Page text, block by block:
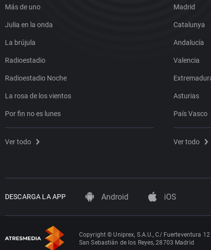
Más de uno
Julia en la onda
La brújula
Radioestadio
Radioestadio Noche
La rosa de los vientos
Por fin no es lunes
Ver todo
Madrid
Catalunya
Andalucía
Valencia
Asturias
País Vasco
Ver todo
DESCARGA LA APP Android iOS
Copyright © Uniprex, S.A.U., C/ Fuerteventura 12
San Sebastián de los Reyes, 28703 Madrid